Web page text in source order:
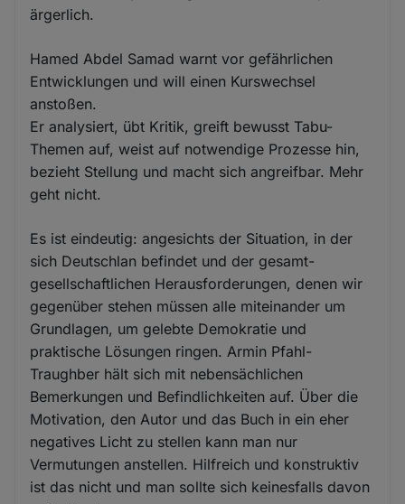
ärgerlich.
Hamed Abdel Samad warnt vor gefährlichen
Entwicklungen und will einen Kurswechsel
anstoßen.
Er analysiert, übt Kritik, greift bewusst Tabu-
Themen auf, weist auf notwendige Prozesse hin,
bezieht Stellung und macht sich angreifbar. Mehr
geht nicht.
Es ist eindeutig: angesichts der Situation, in der
sich Deutschlan befindet und der gesamt-
gesellschaftlichen Herausforderungen, denen wir
gegenüber stehen müssen alle miteinander um
Grundlagen, um gelebte Demokratie und
praktische Lösungen ringen. Armin Pfahl-
Traughber hält sich mit nebensächlichen
Bemerkungen und Befindlichkeiten auf. Über die
Motivation, den Autor und das Buch in ein eher
negatives Licht zu stellen kann man nur
Vermutungen anstellen. Hilfreich und konstruktiv
ist das nicht und man sollte sich keinesfalls davon